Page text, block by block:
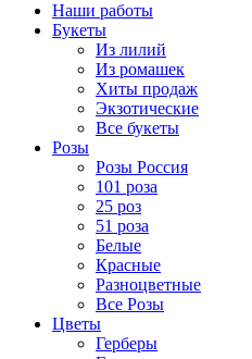
Наши работы
Букеты
Из лилий
Из ромашек
Хиты продаж
Экзотические
Все букеты
Розы
Розы Россия
101 роза
25 роз
51 роза
Белые
Красные
Разноцветные
Все Розы
Цветы
Герберы